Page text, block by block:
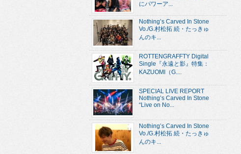
にパワーア...
Nothing’s Carved In Stone
Vo./G.村松拓 続・たっきゅ
んのキ...
ROTTENGRAFFTY Digital
Single『永遠と影』特集：
KAZUOMI（G....
SPECIAL LIVE REPORT
Nothing’s Carved In Stone
“Live on No...
Nothing’s Carved In Stone
Vo./G.村松拓 続・たっきゅ
んのキ...